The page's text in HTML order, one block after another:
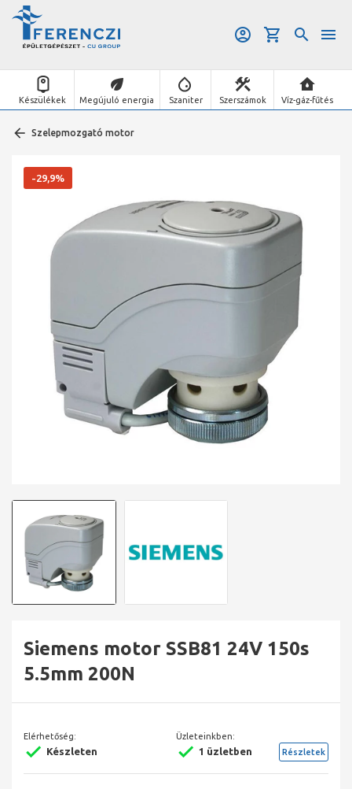
Készülékek Megújuló energia Szaniter Szerszámok Víz-gáz-fűtés
Szelepmozgató motor
Siemens motor SSB81 24V 150s
5.5mm 200N
-29,9%
Elérhetőség:
Készleten
Üzleteinkben:
1 üzletben Részletek